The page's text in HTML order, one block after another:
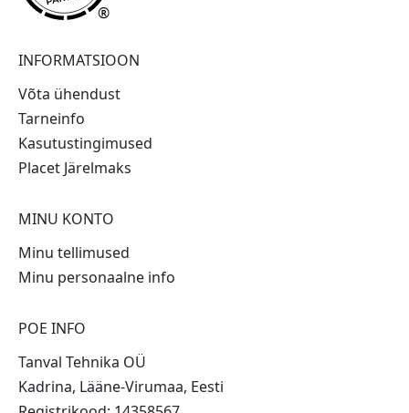
®
INFORMATSIOON
Võta ühendust
Tarneinfo
Kasutustingimused
Placet Järelmaks
MINU KONTO
Minu tellimused
Minu personaalne info
POE INFO
Tanval Tehnika OÜ
Kadrina, Lääne-Virumaa, Eesti